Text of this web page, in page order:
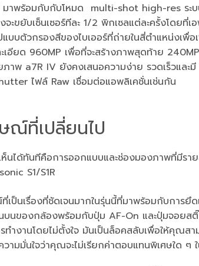
มาพร้อมกับกับโหมด multi-shot high-res ระบ
ะขยับเซ็นเซอร์ทีละ 1/2 พิกเซลแต่ละครั้งโดย
แบบตัวกรองสีของไบเออร์ที่ถ่ายในสี่ตำแหน่งเพื่
เอียด 960MP เพื่อที่จะสร้างภาพสุดท้าย
ภาพ a7R IV ยังคงเสนอความง่าย รวดเร็วแล
ไฟล์ Raw เชื่อมต่อแอพลิเคชั่นเช่นกัน
ณ์ที่เปลี่ยนไป
เห็นได้ทันทีคือการออกแบบและช่องมองภาพที่มี
S1/S1R
เป็นเรื่องที่ชัดเจนมากในรุ่นนี้ที่มาพร้อมกับกา
บนของกล้องพร้อมกับปุ่ม AF-On และปุ่มจอยส
ทำงานโดยไม่ตั้งใจ มันเป็นล็อคสลับเพื่อให้คุณส
วามมั่นใจว่าคุณจะไม่เรียกค่าตอบแทนพิเศษใด